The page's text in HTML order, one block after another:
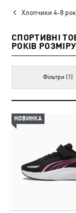
Хлопчики 4-8
СПОРТИВНІ
РОКІВ
Фільтри (1)
НОВИНКА